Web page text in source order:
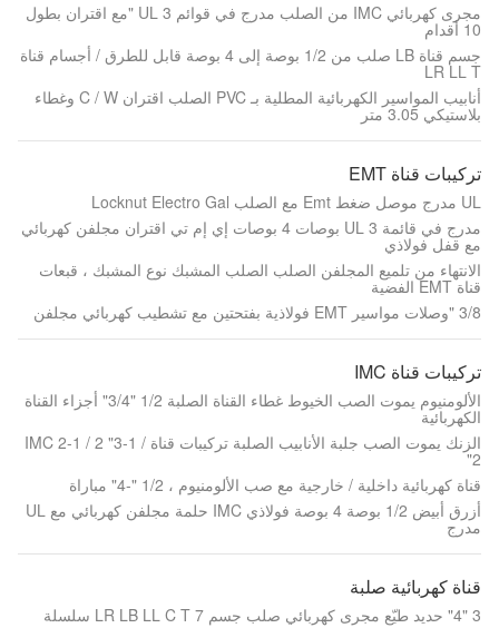
مجرى كهربائي IMC من الصلب مدرج في قوائم UL 3 "مع اقتران بطول
10 أقدام
جسم قناة LB صلب من 1/2 بوصة إلى 4 بوصة قابل للطرق / أجسام قناة
LR LL T
أنابيب المواسير الكهربائية المطلية بـ PVC الصلب اقتران C / W وغطاء
بلاستيكي 3.05 متر
تركيبات قناة EMT
UL مدرج موصل ضغط Emt مع الصلب Locknut Electro Gal
مدرج في قائمة UL 3 بوصات 4 بوصات إي إم تي اقتران مجلفن كهربائي
مع قفل فولاذي
الانتهاء من تلميع المجلفن الصلب الصلب المشبك نوع المشبك ، قبعات
قناة EMT الفضية
3/8 "وصلات مواسير EMT فولاذية بفتحتين مع تشطيب كهربائي مجلفن
تركيبات قناة IMC
الألومنيوم يموت الصب الخيوط غطاء القناة الصلبة 1/2 "3/4" أجزاء القناة
الكهربائية
الزنك يموت الصب جلبة الأنابيب الصلبة تركيبات قناة IMC 2-1 / 2 "3-1 /
2"
قناة كهربائية داخلية / خارجية مع صب الألومنيوم ، 1/2 "-4" مباراة
أزرق أبيض 1/2 بوصة 4 بوصة فولاذي IMC حلمة مجلفن كهربائي مع UL
مدرج
قناة كهربائية صلبة
3 "4" حديد طيّع مجرى كهربائي صلب جسم LR LB LL C T 7 سلسلة